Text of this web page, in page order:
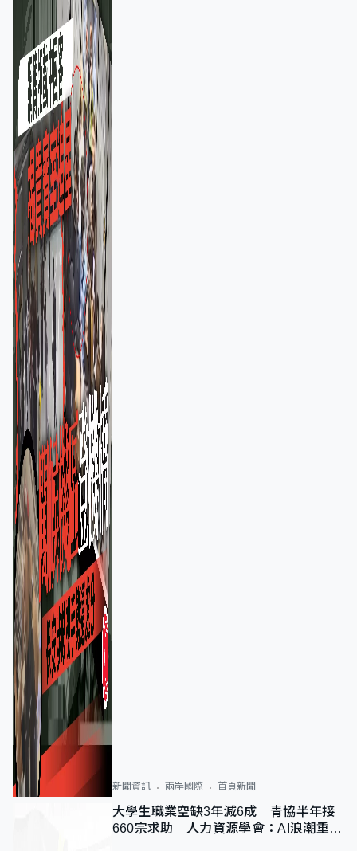
新聞資訊 兩岸國際 首頁新聞
大學生職業空缺3年減6成 青協半年接
660宗求助 人力資源學會：AI浪潮重整